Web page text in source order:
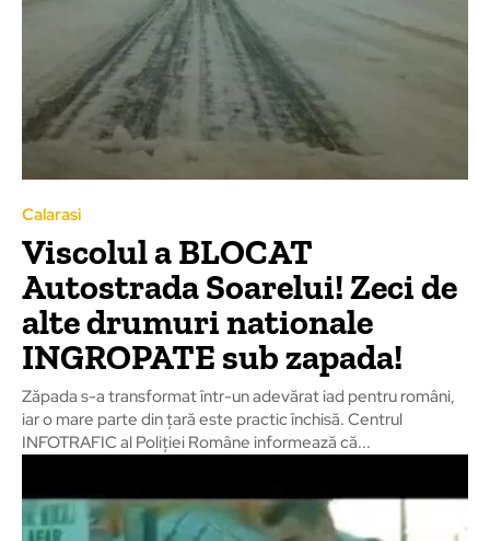
Calarasi
Viscolul a BLOCAT
Autostrada Soarelui! Zeci de
alte drumuri nationale
INGROPATE sub zapada!
Zăpada s-a transformat într-un adevărat iad pentru români,
iar o mare parte din țară este practic închisă. Centrul
INFOTRAFIC al Poliţiei Române informează că...